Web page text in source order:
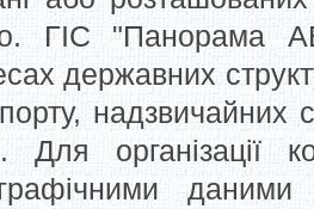
ГІС "Панорама
державних
надзвичайних
Для організації